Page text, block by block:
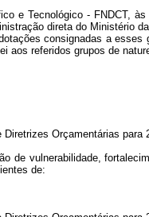
e Tecnológico - FNDCT,
direta do Ministério
consignadas a
referidos grupos de
Orçamentárias para
de vulnerabilidade,
de: